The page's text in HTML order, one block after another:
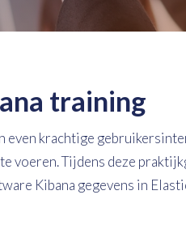
training
even krachtige
voeren. Tijdens deze
Kibana gegevens in